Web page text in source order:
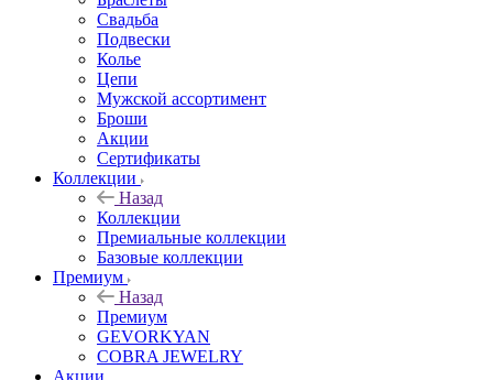
Свадьба
Подвески
Колье
Цепи
Мужской ассортимент
Броши
Акции
Сертификаты
Коллекции
Назад
Коллекции
Премиальные коллекции
Базовые коллекции
Премиум
Назад
Премиум
GEVORKYAN
COBRA JEWELRY
Акции